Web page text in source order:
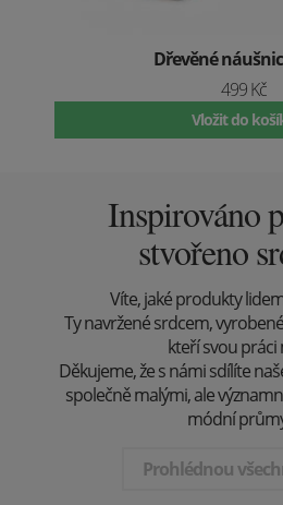
Dřevěné
499 Kč
Vložit do
Inspirováno
stvořeno
Víte, jaké produkty
Ty navržené srdcem,
kteří svou práci
Děkujeme, že s námi sdílíte
společně malými, ale
módní
Prohlédnou